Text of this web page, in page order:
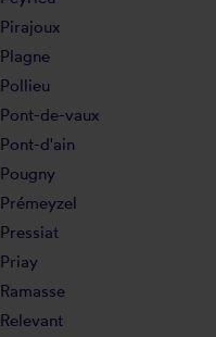
Pirajoux
Plagne
Pollieu
Pont-de-vaux
Pont-d'ain
Pougny
Prémeyzel
Pressiat
Priay
Ramasse
Relevant